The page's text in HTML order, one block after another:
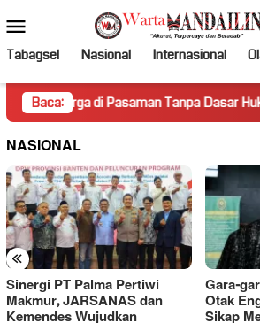
ke
kontenMobile
Tabagsel Nasional Internasional
Baca:
di Pasaman Tanpa Dasar Hukum Picu
NASIONAL
«
Sinergi PT Palma Pertiwi
Makmur, JARSANAS dan
Kemendes Wujudkan
Gara-
Otak
Sikap